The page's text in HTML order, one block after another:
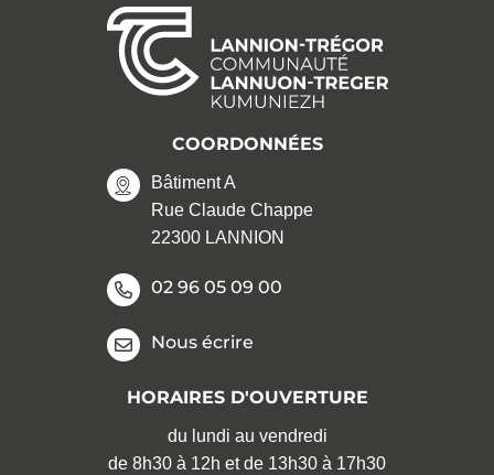
COORDONNÉES
Bâtiment A
Rue Claude Chappe
22300 LANNION
02 96 05 09 00
Nous écrire
HORAIRES D'OUVERTURE
du lundi au vendredi
de 8h30 à 12h et de 13h30 à 17h30